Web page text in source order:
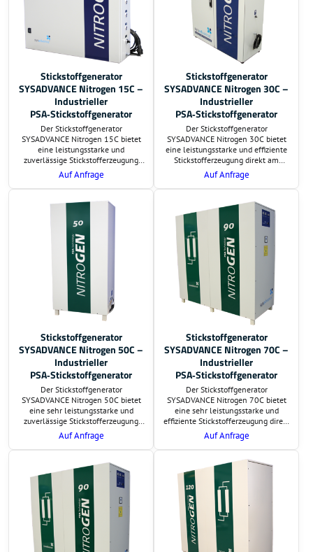
Stickstoffgenerator
SYSADVANCE Nitrogen 15C –
Industrieller
PSA‑Stickstoffgenerator
Der Stickstoffgenerator
SYSADVANCE Nitrogen 15C bietet
eine leistungsstarke und
zuverlässige Stickstofferzeugung
direkt am Einsatzort. Auf Wunsch
übernehmen wir die Lieferung und
schlüsselfertige Montage. Preis und
Lieferzeit sind auf Anfrage.
Zusätzlich erstellen wir eine
Berechnung der
Investitionsrentabilität.
Auf Anfrage
Stickstoffgenerator
SYSADVANCE Nitrogen 30C –
Industrieller
PSA‑Stickstoffgenerator
Der Stickstoffgenerator
SYSADVANCE Nitrogen 30C bietet
eine leistungsstarke und effiziente
Stickstofferzeugung direkt am
Einsatzort. Auf Wunsch
übernehmen wir die Lieferung und
schlüsselfertige Montage. Preis und
Lieferzeit sind auf Anfrage.
Zusätzlich erstellen wir eine
Berechnung der
Investitionsrentabilität.
Auf Anfrage
Stickstoffgenerator
SYSADVANCE Nitrogen 50C –
Industrieller
PSA‑Stickstoffgenerator
Der Stickstoffgenerator
SYSADVANCE Nitrogen 50C bietet
eine sehr leistungsstarke und
zuverlässige Stickstofferzeugung
direkt am Einsatzort. Auf Wunsch
übernehmen wir die Lieferung und
schlüsselfertige Montage. Preis und
Lieferzeit sind auf Anfrage.
Zusätzlich erstellen wir eine
Berechnung der
Investitionsrentabilität.
Auf Anfrage
Stickstoffgenerator
SYSADVANCE Nitrogen 70C –
Industrieller
PSA‑Stickstoffgenerator
Der Stickstoffgenerator
SYSADVANCE Nitrogen 70C bietet
eine sehr leistungsstarke und
effiziente Stickstofferzeugung direkt
am Einsatzort. Auf Wunsch
übernehmen wir die Lieferung und
schlüsselfertige Montage. Preis und
Lieferzeit sind auf Anfrage.
Zusätzlich erstellen wir eine
Berechnung der
Investitionsrentabilität.
Auf Anfrage